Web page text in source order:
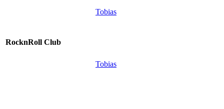
Tobias
RocknRoll Club
Tobias